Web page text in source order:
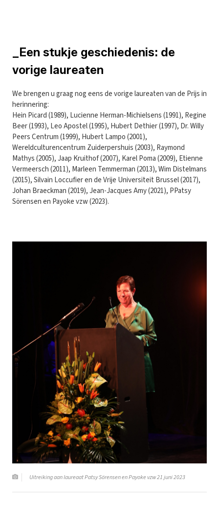
_Een stukje geschiedenis: de
vorige laureaten
We brengen u graag nog eens de vorige laureaten van de Prijs in
herinnering:
Hein Picard (1989), Lucienne Herman-Michielsens (1991), Regine
Beer (1993), Leo Apostel (1995), Hubert Dethier (1997), Dr. Willy
Peers Centrum (1999), Hubert Lampo (2001),
Wereldculturencentrum Zuiderpershuis (2003), Raymond
Mathys (2005), Jaap Kruithof (2007), Karel Poma (2009), Etienne
Vermeersch (2011), Marleen Temmerman (2013), Wim Distelmans
(2015), Silvain Loccufier en de Vrije Universiteit Brussel (2017),
Johan Braeckman (2019), Jean-Jacques Amy (2021), PPatsy
Sörensen en Payoke vzw (2023).
Uitreiking aan laureaat Patsy Sörensen en Payoke vzw 21 juni 2023